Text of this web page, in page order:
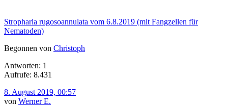
Stropharia rugosoannulata vom 6.8.2019 (mit Fangzellen für
Nematoden)
Begonnen von Christoph
Antworten: 1
Aufrufe: 8.431
8. August 2019, 00:57
von Werner E.